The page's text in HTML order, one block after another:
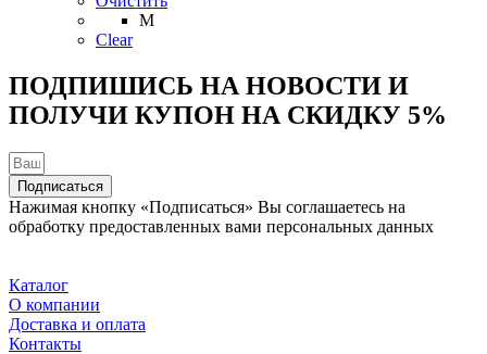
можно
выбрать
на
M
Clear
ПОДПИШИСЬ НА НОВОСТИ И
ПОЛУЧИ КУПОН НА СКИДКУ 5%
Подписаться
Нажимая кнопку «Подписаться» Вы соглашаетесь на
обработку предоставленных вами персональных данных
Каталог
О компании
Доставка и оплата
Контакты